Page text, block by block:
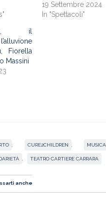
19 Settembre 2024
In "Spettacoli"
il
Fiorella
Massini
CURE2CHILDREN MUSICA
TEATRO CARTIERE CARRARA
anche